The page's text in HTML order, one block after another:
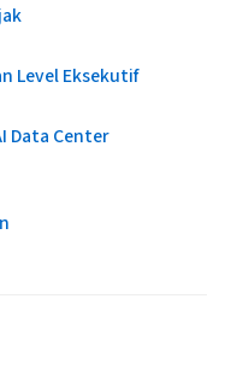
Level Eksekutif
Data Center